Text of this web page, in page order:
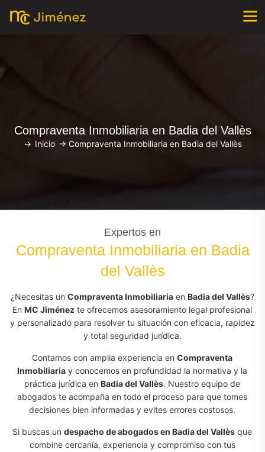
Compraventa Inmobiliaria en Badia del Vallès
-> Inicio -> Compraventa Inmobiliaria en Badia del Vallès
Expertos en
Compraventa Inmobiliaria en Badia
del Vallès
¿Necesitas un Compraventa Inmobiliariaen Badia del Vallès?
EnMC Jiménez te ofrecemos asesoramiento legal profesional
y personalizado para resolver tu situación con eficacia, rapidez
y total seguridad jurídica.
Contamos con amplia experiencia enCompraventa
Inmobiliaria y conocemos en profundidad la normativa y la
práctica jurídica enBadia del Vallès. Nuestro equipo de
abogados te acompaña en todo el proceso para que tomes
decisiones bien informadas y evites errores costosos.
Si buscas undespacho de abogados en Badia del Vallès que
combine cercanía, experiencia y compromiso con tus